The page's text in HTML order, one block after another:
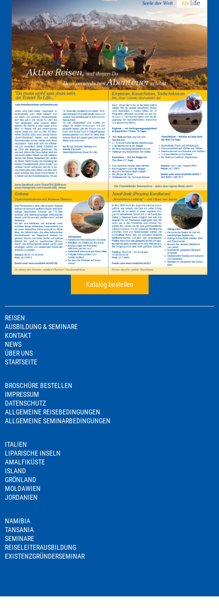
Katalog bestellen
REISEN
AUSBILDUNG & SEMINARE
KONTAKT
NEWS
ÜBER UNS
STARTSEITE
BROSCHÜRE BESTELLEN
IMPRESSUM
DATENSCHUTZ
ALLGEMEINE REISEBEDINGUNGEN
ALLGEMEINE SEMINARBEDINGUNGEN
ITALIEN
LIPARISCHE INSELN
AMALFIKÜSTE
ISLAND
GRÖNLAND
MOLDAWIEN
JORDANIEN
NAMIBIA
TANSANIA
SEMINARE
REISELEITERAUSBILDUNG
EXISTENZGRÜNDERSEMINAR